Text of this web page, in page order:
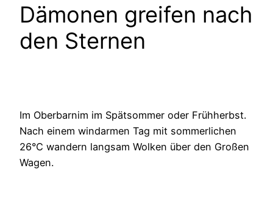
Dämonen greifen nach
den Sternen
Im Oberbarnim im Spätsommer oder Frühherbst.
Nach einem windarmen Tag mit sommerlichen
26°C wandern langsam Wolken über den Großen
Wagen.